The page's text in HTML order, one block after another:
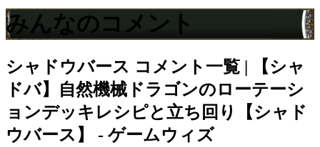
みんなのコメント
シャドウバース コメント一覧 | 【シャ
ドバ】自然機械ドラゴンのローテーシ
ョンデッキレシピと立ち回り【シャド
ウバース】 - ゲームウィズ